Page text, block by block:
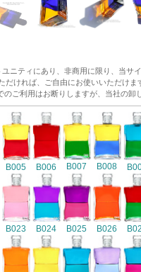
ニティにあり、非商用に限り、当サ
ければ、ご自由にお使いいただけま
ご利用はお断りしますが、当社の
B005 B006 B007 B008
B023 B024 B025 B026